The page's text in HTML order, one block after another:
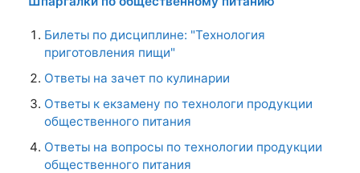
Билеты по дисциплине: "Технология
приготовления пищи"
Ответы на зачет по кулинарии
Ответы к екзамену по технологи продукции
общественного питания
Ответы на вопросы по технологии продукции
общественного питания